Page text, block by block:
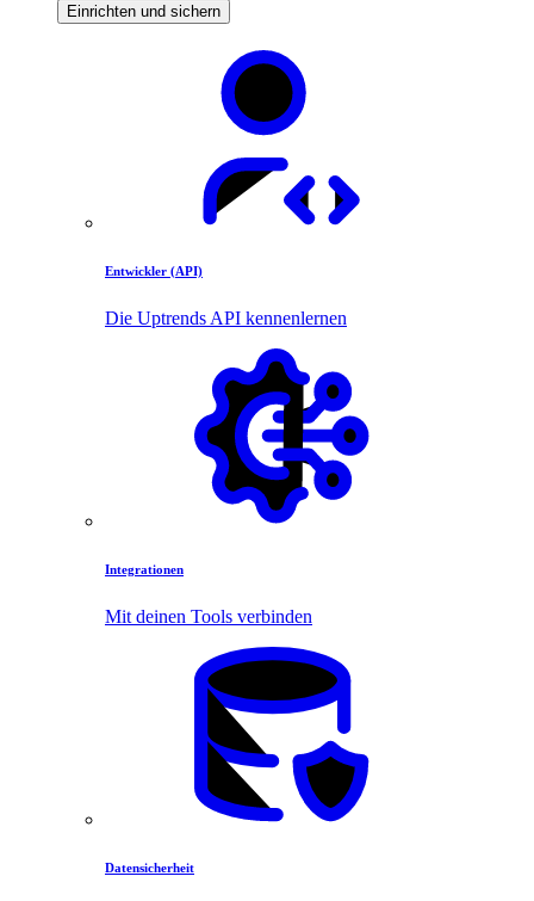
Einrichten und sichern
Entwickler (API)
Die Uptrends API kennenlernen
Integrationen
Mit deinen Tools verbinden
Datensicherheit